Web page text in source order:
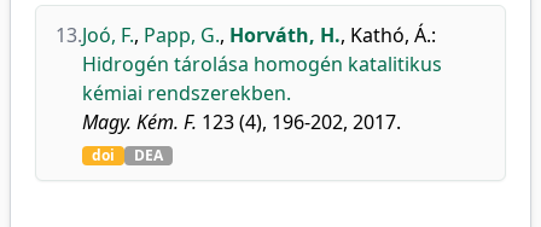
13.Joó, F., Papp, G., Horváth, H., Kathó, Á.:
Hidrogén tárolása homogén katalitikus
kémiai rendszerekben.
Magy. Kém. F. 123 (4), 196-202, 2017.
doi DEA